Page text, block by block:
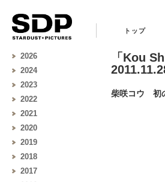
トップ
2026
2024
2023
2022
2021
2020
2019
2018
2017
「Kou
柴咲コウ 初